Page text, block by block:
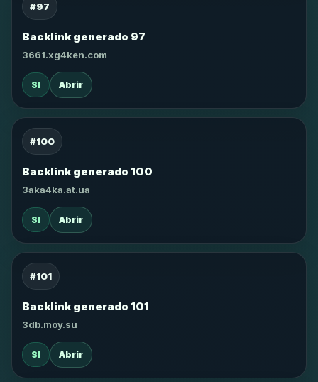
#97
Backlink generado 97
3661.xg4ken.com
SI Abrir
#100
Backlink generado 100
3aka4ka.at.ua
SI Abrir
#101
Backlink generado 101
3db.moy.su
SI Abrir